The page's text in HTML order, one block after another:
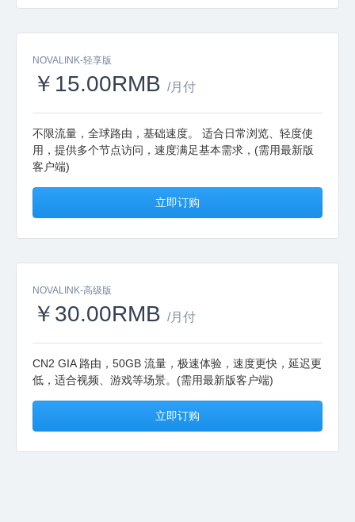
NOVALINK-轻享版
￥15.00RMB /月付
不限流量，全球路由，基础速度。 适合日常浏览、轻度使
用，提供多个节点访问，速度满足基本需求，(需用最新版
客户端)
立即订购
NOVALINK-高级版
￥30.00RMB /月付
CN2 GIA 路由，50GB 流量，极速体验，速度更快，延迟更
低，适合视频、游戏等场景。(需用最新版客户端)
立即订购